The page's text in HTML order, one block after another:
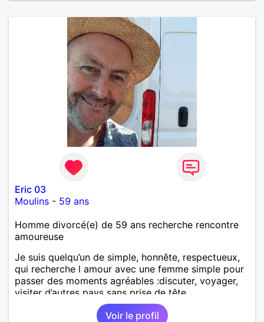
Eric 03
Moulins - 59 ans
Homme divorcé(e) de 59 ans recherche rencontre
amoureuse
Je suis quelqu’un de simple, honnête, respectueux,
qui recherche l amour avec une femme simple pour
passer des moments agréables :discuter, voyager,
visiter d’autres pays sans prise de tête.
Voir le profil